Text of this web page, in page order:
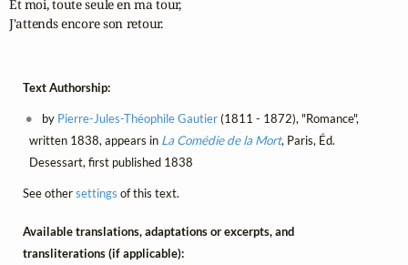
Et moi, toute seule en ma tour,
J'attends encore son retour.
Text Authorship:
by Pierre-Jules-Théophile Gautier(1811 - 1872), "Romance",
written 1838, appears in La Comédie de la Mort, Paris, Éd.
Desessart, first published 1838
See othersettings of this text.
Available translations, adaptations or excerpts, and
transliterations (if applicable):